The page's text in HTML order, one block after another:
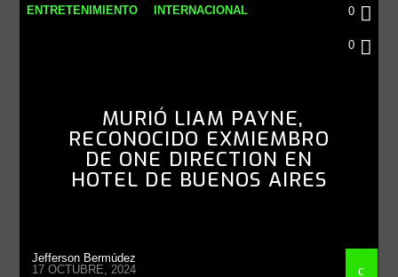
ENTRETENIMIENTO INTERNACIONAL 0
0
MURIÓ LIAM PAYNE,
RECONOCIDO EXMIEMBRO
DE ONE DIRECTION EN
HOTEL DE BUENOS AIRES
Jefferson Bermúdez
17 OCTUBRE, 2024